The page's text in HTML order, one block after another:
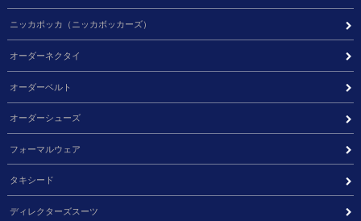
ニッカポッカ（ニッカボッカーズ）
オーダーネクタイ
オーダーベルト
オーダーシューズ
フォーマルウェア
タキシード
ディレクターズスーツ